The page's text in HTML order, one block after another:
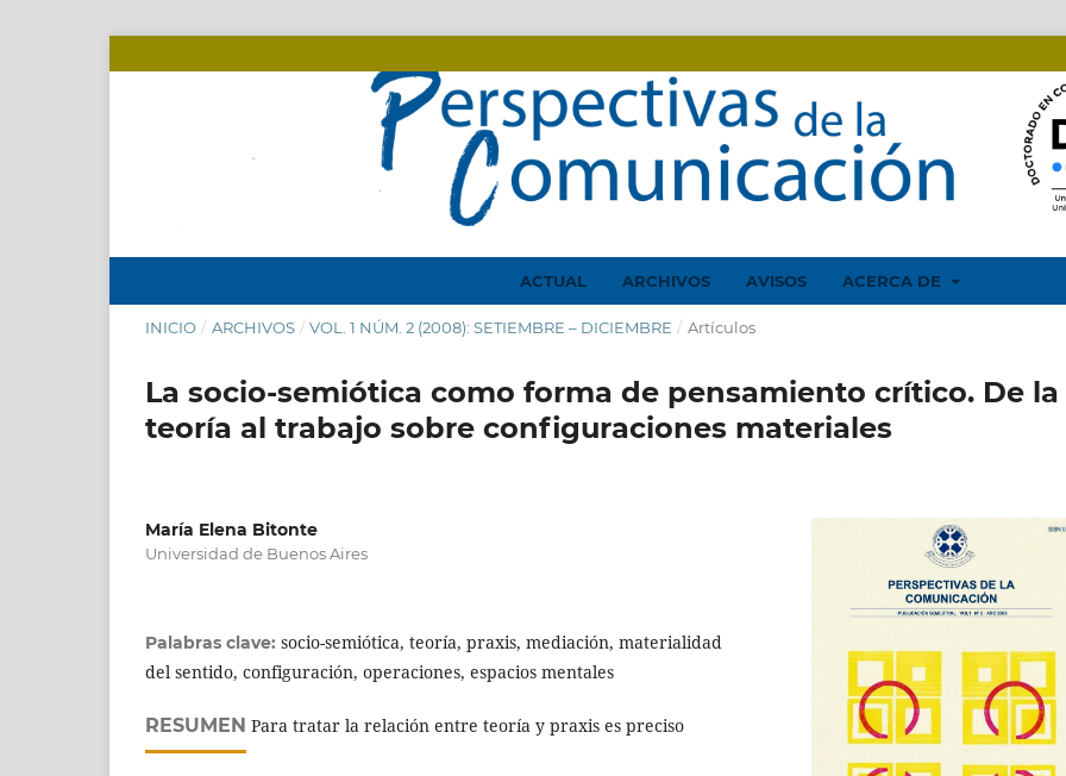
ACTUAL ARCHIVOS AVISOS ACERCA DE
INICIO / ARCHIVOS / VOL. 1 NÚM. 2 (2008): SETIEMBRE – DICIEMBRE / Artículos
La socio-semiótica como forma de pensamiento crítico. De la
teoría al trabajo sobre configuraciones materiales
María Elena Bitonte
Universidad de Buenos Aires
Palabras clave: socio-semiótica, teoría, praxis, mediación, materialidad
del sentido, configuración, operaciones, espacios mentales
RESUMEN Para tratar la relación entre teoría y praxis es preciso